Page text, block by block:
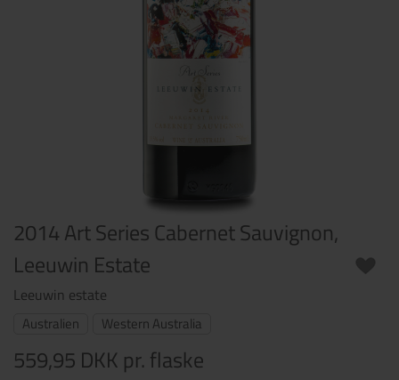
2014 Art Series Cabernet Sauvignon,
Leeuwin Estate
Leeuwin estate
Australien Western Australia
559,95 DKK pr. flaske